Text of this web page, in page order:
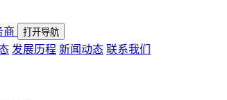
商
打开导航
发展历程 新闻动态 联系我们